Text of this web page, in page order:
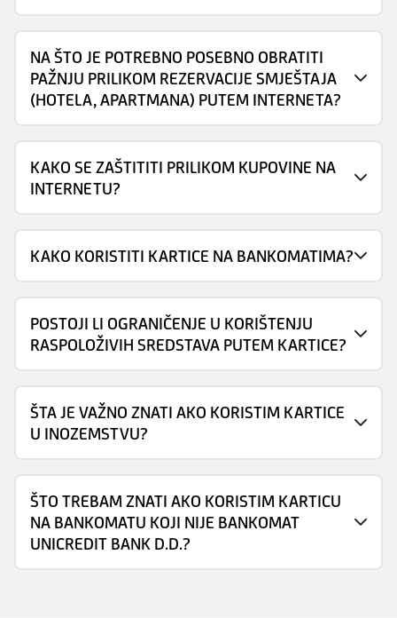
NA ŠTO JE POTREBNO POSEBNO OBRATITI
PAŽNJU PRILIKOM REZERVACIJE SMJEŠTAJA
(HOTELA, APARTMANA) PUTEM INTERNETA?
KAKO SE ZAŠTITITI PRILIKOM KUPOVINE NA
INTERNETU?
KAKO KORISTITI KARTICE NA BANKOMATIMA?
POSTOJI LI OGRANIČENJE U KORIŠTENJU
RASPOLOŽIVIH SREDSTAVA PUTEM KARTICE?
ŠTA JE VAŽNO ZNATI AKO KORISTIM KARTICE
U INOZEMSTVU?
ŠTO TREBAM ZNATI AKO KORISTIM KARTICU
NA BANKOMATU KOJI NIJE BANKOMAT
UNICREDIT BANK D.D.?